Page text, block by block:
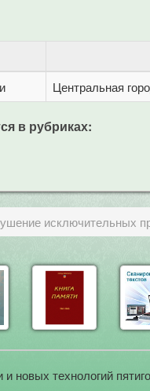
Центральная
в рубриках:
исключительных
новых технологий